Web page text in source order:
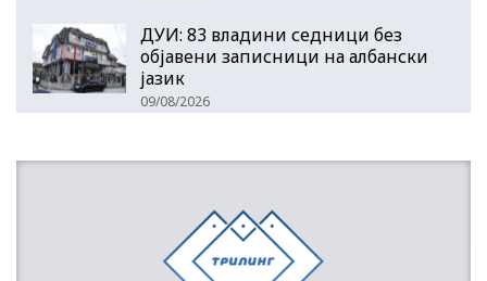
ДУИ: 83 владини седници без
објавени записници на албански
јазик
09/08/2026